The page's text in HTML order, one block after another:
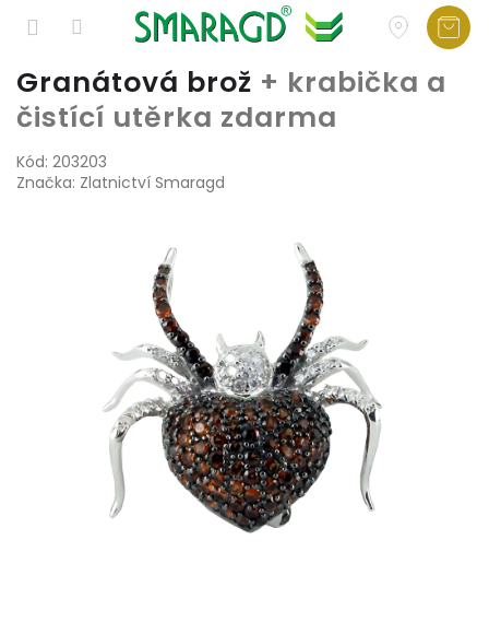
Přejít
obsah
Granátová brož + krabička a
čistící utěrka zdarma
Kód: 203203
Značka: Zlatnictví Smaragd